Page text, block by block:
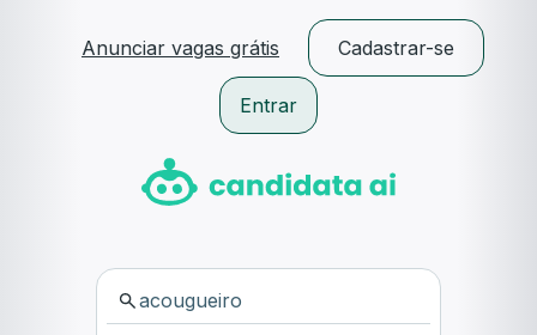
Anunciar vagas grátis Cadastrar-se
Entrar